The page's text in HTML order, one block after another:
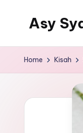
Asy
Ilmu
Home Kisah